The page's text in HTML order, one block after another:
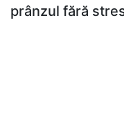
prânzul fără